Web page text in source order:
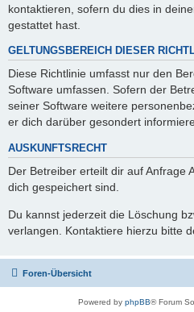
kontaktieren, sofern du dies in
gestattet hast.
GELTUNGSBEREICH DIESER
Diese Richtlinie umfasst nur den
Software umfassen. Sofern der
seiner Software weitere
er dich darüber gesondert
AUSKUNFTSRECHT
Der Betreiber erteilt dir auf Anfrage
dich gespeichert sind.
Du kannst jederzeit die Löschung
verlangen. Kontaktiere hierzu bitte
Foren-Übersicht
Powered by phpBB® Forum